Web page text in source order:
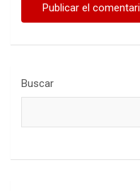
Buscar